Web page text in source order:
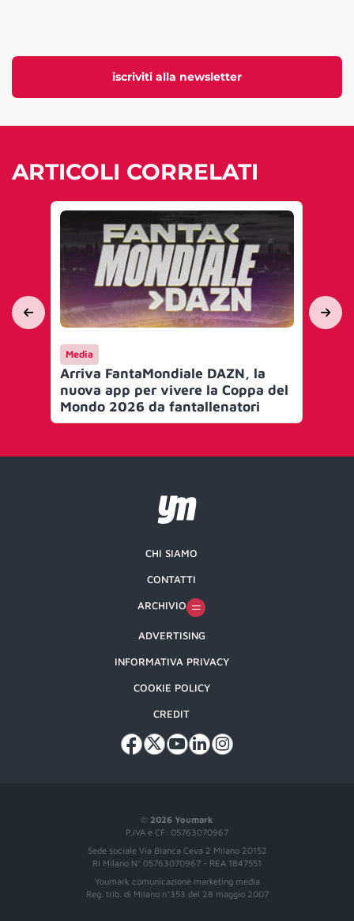
iscriviti alla newsletter
ARTICOLI CORRELATI
Media
Arriva FantaMondiale DAZN, la
nuova app per vivere la Coppa del
Mondo 2026 da fantallenatori
© 2026 Youmark
P.IVA e CF: 05763070967
Sede sociale Via Bianca Ceva 2 Milano 20152
RI Milano N° 05763070967 - REA 1847551
Youmark comunicazione marketing media
Reg. trib. di Milano n°353 del 28 maggio 2007
CHI SIAMO
CONTATTI
ARCHIVIO
ADVERTISING
INFORMATIVA PRIVACY
COOKIE POLICY
CREDIT